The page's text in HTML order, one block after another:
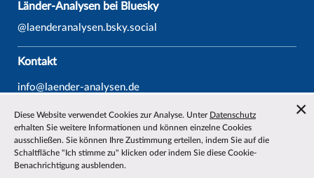
Länder-Analysen bei Bluesky
@laenderanalysen.bsky.social
Kontakt
info@laender-analysen.de
Fax: 0421/218-69607
Redaktionen
Wissenschaftliche Beiräte
Diese Website verwendet Cookies zur Analyse. Unter Datenschutz
erhalten Sie weitere Informationen und können einzelne Cookies
ausschließen. Sie können Ihre Zustimmung erteilen, indem Sie auf die
Schaltfläche "Ich stimme zu" klicken oder indem Sie diese Cookie-
Benachrichtigung ausblenden.